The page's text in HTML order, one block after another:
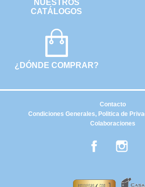
NUESTROS
CATÁLOGOS
¿DÓNDE COMPRAR?
Condiciones Generales, Politica de
Colaboraciones
Contacto
Facebook